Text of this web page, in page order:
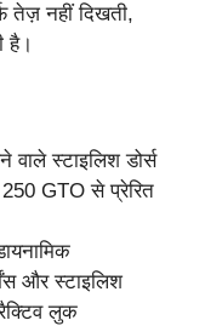
तेज़ नहीं दिखती,
है।
स्टाइलिश डोर्स
GTO से प्रेरित
और स्टाइलिश
लुक